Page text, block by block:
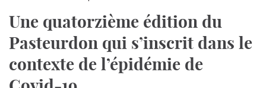
Une quatorzième édition du
Pasteurdon qui s’inscrit dans le
contexte de l’épidémie de